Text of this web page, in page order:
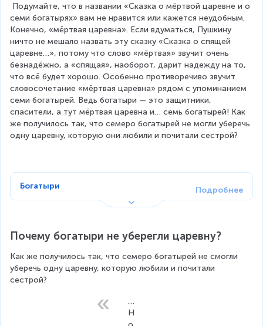
Подумайте, что в названии «Сказка о мёртвой царевне и о
семи богатырях» вам не нравится или кажется неудобным.
Конечно, «мёртвая царевна». Если вдуматься, Пушкину
ничто не мешало назвать эту сказку «Сказка о спящей
царевне…», потому что слово «мёртвая» звучит очень
безнадёжно, а «спящая», наоборот, дарит надежду на то,
что всё будет хорошо. Особенно противоречиво звучит
словосочетание «мёртвая царевна» рядом с упоминанием
семи богатырей. Ведь богатыри — это защитники,
спасители, а тут мёртвая царевна и… семь богатырей! Как
же получилось так, что семеро богатырей не могли уберечь
одну царевну, которую они любили и почитали сестрой?
Богатыри
Почему богатыри не уберегли царевну?
Как же получилось так, что семеро богатырей не смогли
уберечь одну царевну, которую любили и почитали
сестрой?
…
Н